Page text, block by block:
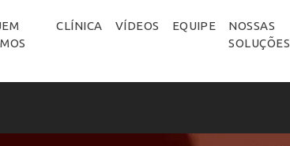
CLÍNICA VÍDEOS EQUIPE
NOSSAS
SOLUÇÕES